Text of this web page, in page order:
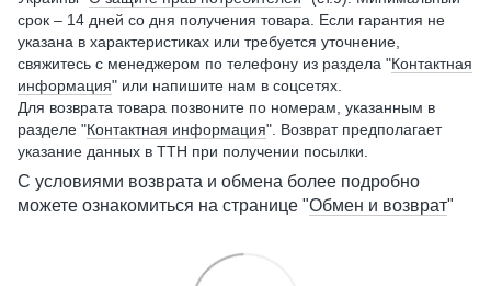
срок – 14 дней со дня получения товара. Если гарантия не
указана в характеристиках или требуется уточнение,
свяжитесь с менеджером по телефону из раздела "Контактная
информация" или напишите нам в соцсетях.
Для возврата товара позвоните по номерам, указанным в
разделе "Контактная информация". Возврат предполагает
указание данных в ТТН при получении посылки.
С условиями возврата и обмена более подробно
можете ознакомиться на странице "Обмен и возврат"